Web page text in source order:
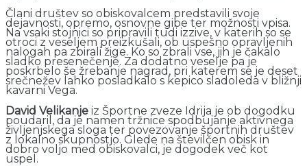
Člani društev so obiskovalcem predstavili svoje
dejavnosti, opremo, osnovne gibe ter možnosti vpisa.
Na vsaki stojnici so pripravili tudi izzive, v katerih so se
otroci z veseljem preizkušali, ob uspešno opravljenih
nalogah pa zbirali žige. Ko so zbrali vse, jih je čakalo
sladko presenečenje. Za dodatno veselje pa je
poskrbelo še žrebanje nagrad, pri katerem se je deset
srečnežev lahko posladkalo s kepico sladoleda v bližnji
kavarni Vega.
David Velikanje iz Športne zveze Idrija je ob dogodku
poudaril, da je namen tržnice spodbujanje aktivnega
življenjskega sloga ter povezovanje športnih društev
z lokalno skupnostjo. Glede na številčen obisk in
dobro voljo med obiskovalci, je dogodek več kot
uspel.